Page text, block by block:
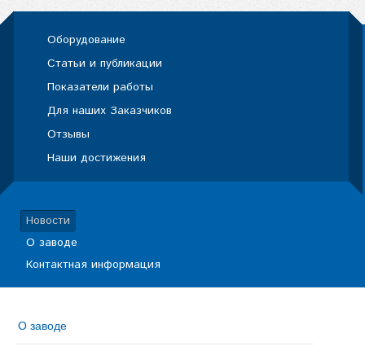
Оборудование
Статьи и публикации
Показатели работы
Для наших Заказчиков
Отзывы
Наши достижения
Новости
О заводе
Контактная информация
О заводе